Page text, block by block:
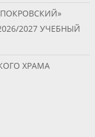
2027 УЧЕБНЫЙ
ХРАМА